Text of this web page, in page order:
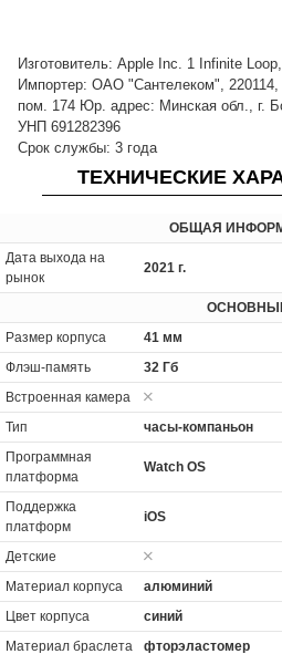
Изготовитель: Apple Inc. 1 Infinite
Импортер: ОАО "Сантелеком", 220114,
пом. 174 Юр. адрес: Минская обл., г.
УНП 691282396
Срок службы: 3 года
ТЕХНИЧЕСКИЕ
ОБЩАЯ
Дата выхода на
рынок
2021 г.
Размер корпуса
41 мм
Флэш-память
32 Гб
Встроенная камера
Тип
часы-компаньон
Программная
платформа
Watch OS
Поддержка
платформ
iOS
Детские
Материал корпуса
алюминий
Цвет корпуса
синий
Материал браслета
фторэластомер